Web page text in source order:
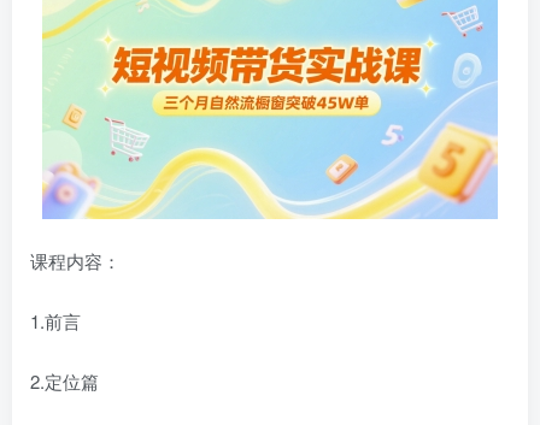
课程内容：
1.前言
2.定位篇